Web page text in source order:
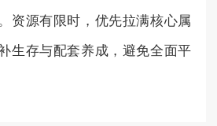
资源有限时，优先拉满核心属
生存与配套养成，避免全面平